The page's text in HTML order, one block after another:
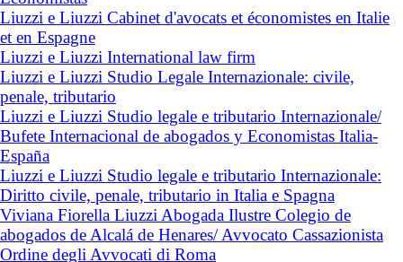
Liuzzi e Liuzzi Cabinet d'avocats et économistes en Italie
et en Espagne
Liuzzi e Liuzzi International law firm
Liuzzi e Liuzzi Studio Legale Internazionale: civile,
penale, tributario
Liuzzi e Liuzzi Studio legale e tributario Internazionale/
Bufete Internacional de abogados y Economistas Italia-
España
Liuzzi e Liuzzi Studio legale e tributario Internazionale:
Diritto civile, penale, tributario in Italia e Spagna
Viviana Fiorella Liuzzi Abogada Ilustre Colegio de
abogados de Alcalá de Henares/ Avvocato Cassazionista
Ordine degli Avvocati di Roma